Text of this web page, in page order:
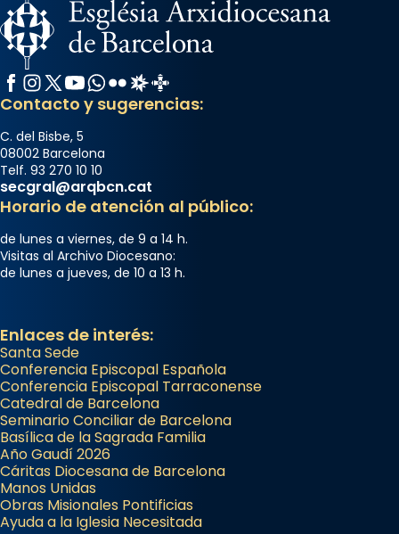
Facebook
Instagram
X / Twitter
YouTube
WhatsApp
FlickrRadio Estel
Catalunya Cristiana
Contacto y sugerencias:
C. del Bisbe, 5
08002 Barcelona
Telf. 93 270 10 10
secgral@arqbcn.cat
Horario de atención al público:
de lunes a viernes, de 9 a 14 h.
Visitas al Archivo Diocesano:
de lunes a jueves, de 10 a 13 h.
Enlaces de interés:
Santa Sede
Conferencia Episcopal Española
Conferencia Episcopal Tarraconense
Catedral de Barcelona
Seminario Conciliar de Barcelona
Basílica de la Sagrada Familia
Año Gaudí 2026
Cáritas Diocesana de Barcelona
Manos Unidas
Obras Misionales Pontificias
Ayuda a la Iglesia Necesitada